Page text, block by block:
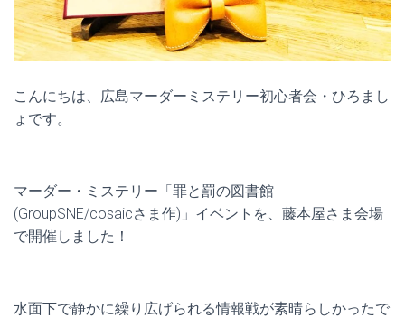
こんにちは、広島マーダーミステリー初心者会・ひろまし
ょです。
マーダー・ミステリー「罪と罰の図書館
(GroupSNE/cosaicさま作)」イベントを、藤本屋さま会場
で開催しました！
水面下で静かに繰り広げられる情報戦が素晴らしかったで